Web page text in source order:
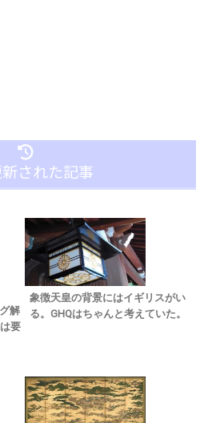
された記事
解
要
象徴天皇の背景にはイギリスがい
る。GHQはちゃんと考えていた。